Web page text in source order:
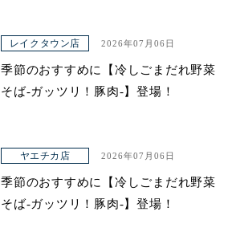
レイクタウン店 2026年07月06日
季節のおすすめに【冷しごまだれ野菜
そば-ガッツリ！豚肉-】登場！
ヤエチカ店 2026年07月06日
季節のおすすめに【冷しごまだれ野菜
そば-ガッツリ！豚肉-】登場！